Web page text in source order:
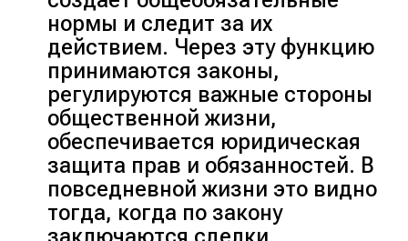
нормы и следит за их
действием. Через эту функцию
принимаются законы,
регулируются важные стороны
общественной жизни,
обеспечивается юридическая
защита прав и обязанностей. В
повседневной жизни это видно
тогда, когда по закону